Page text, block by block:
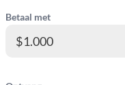
Betaal met